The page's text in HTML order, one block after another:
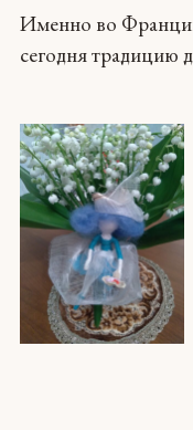
Именно во
сегодня традицию